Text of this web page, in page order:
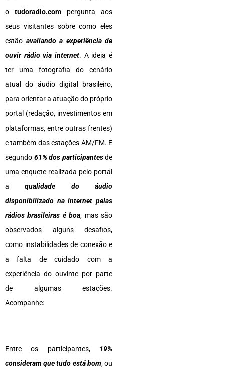
o tudoradio.com pergunta aos
seus visitantes sobre como eles
estão avaliando a experiência de
ouvir rádio via internet. A ideia é
ter uma fotografia do cenário
atual do áudio digital brasileiro,
para orientar a atuação do próprio
portal (redação, investimentos em
plataformas, entre outras frentes)
e também das estações AM/FM. E
segundo 61% dos participantesde
uma enquete realizada pelo portal
aqualidade do áudio
disponibilizado na internet pelas
rádios brasileiras é boa, mas são
observados alguns desafios,
como instabilidades de conexão e
a falta de cuidado com a
experiência do ouvinte por parte
de algumas estações.
Acompanhe:
Entre os participantes, 19%
consideram que tudo está bom, ou